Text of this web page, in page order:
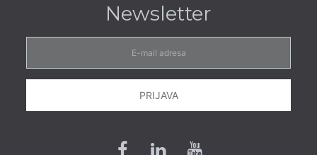
Newsletter
adresa
PRIJAVA
Facebook
LinkedinYoutube